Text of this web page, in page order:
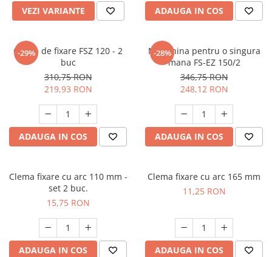
VEZI VARIANTE ADAUGA IN COS
-29%
Clema de fixare FSZ 120 - 2
buc
310,75 RON
219,93 RON
ADAUGA IN COS
-28%
Menghina pentru o singura
mana FS-EZ 150/2
346,75 RON
248,12 RON
ADAUGA IN COS
Clema fixare cu arc 110 mm -
set 2 buc.
15,75 RON
ADAUGA IN COS
Clema fixare cu arc 165 mm
11,25 RON
ADAUGA IN COS